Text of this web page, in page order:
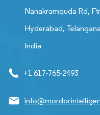
Nanakramguda Rd,
Hyderabad,
India
+1 617-765-2493